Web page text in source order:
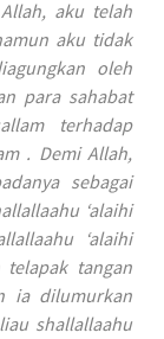
aku telah
aku tidak
oleh
para sahabat
terhadap
. Demi Allah,
sebagai
‘alaihi
‘alaihi
tangan
ia dilumurkan
shallallaahu